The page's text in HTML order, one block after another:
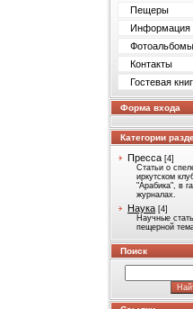
Пещеры
Информация
Фотоальбомы
Контакты
Гостевая
Форма входа
Категории
Пресса [4]
Статьи о
иркутском
"Арабика", в
журналах.
Наука [4]
Научные
пещерной
Поиск